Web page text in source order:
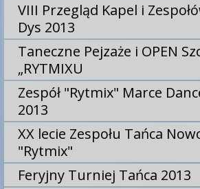
VIII Przegląd Kapel i
Dys 2013
Taneczne Pejzaże i OPEN
„RYTMIXU
Zespół "Rytmix" Marce
2013
XX lecie Zespołu Tańca
"Rytmix"
Feryjny Turniej Tańca 2013